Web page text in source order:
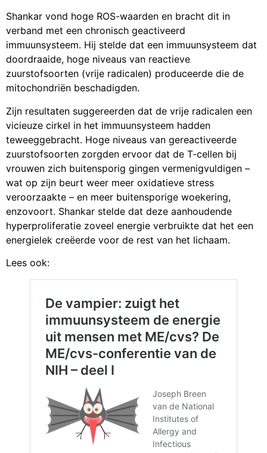
Shankar vond hoge ROS-waarden en bracht dit in
verband met een chronisch geactiveerd
immuunsysteem. Hij stelde dat een immuunsysteem dat
doordraaide, hoge niveaus van reactieve
zuurstofsoorten (vrije radicalen) produceerde die de
mitochondriën beschadigden.
Zijn resultaten suggereerden dat de vrije radicalen een
vicieuze cirkel in het immuunsysteem hadden
teweeggebracht. Hoge niveaus van gereactiveerde
zuurstofsoorten zorgden ervoor dat de T-cellen bij
vrouwen zich buitensporig gingen vermenigvuldigen –
wat op zijn beurt weer meer oxidatieve stress
veroorzaakte – en meer buitensporige woekering,
enzovoort. Shankar stelde dat deze aanhoudende
hyperproliferatie zoveel energie verbruikte dat het een
energielek creëerde voor de rest van het lichaam.
Lees ook: